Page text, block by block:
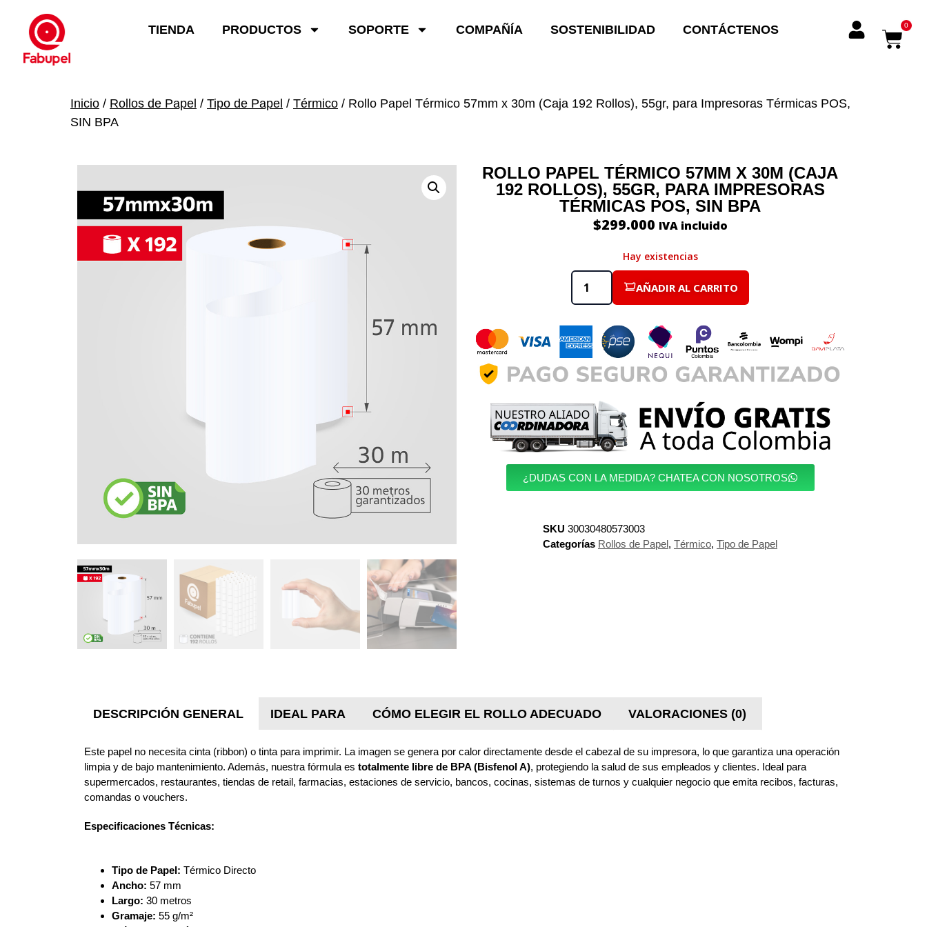
TIENDA PRODUCTOS SOPORTE COMPAÑÍA SOSTENIBILIDAD CONTÁCTENOS 0
Inicio / Rollos de Papel / Tipo de Papel / Térmico / Rollo Papel Térmico 57mm x 30m (Caja 192 Rollos), 55gr, para Impresoras Térmicas POS,
SIN BPA
ROLLO PAPEL TÉRMICO 57MM X 30M (CAJA
192 ROLLOS), 55GR, PARA IMPRESORAS
TÉRMICAS POS, SIN BPA
$299.000 IVA incluido
Hay existencias
AÑADIR AL CARRITO
¿DUDAS CON LA MEDIDA? CHATEA CON NOSOTROS
SKU 30030480573003
Categorías Rollos de Papel, Térmico, Tipo de Papel
DESCRIPCIÓN GENERAL IDEAL PARA CÓMO ELEGIR EL ROLLO ADECUADO VALORACIONES (0)
Este papel no necesita cinta (ribbon) o tinta para imprimir. La imagen se genera por calor directamente desde el cabezal de su impresora, lo que garantiza una operación
limpia y de bajo mantenimiento. Además, nuestra fórmula es totalmente libre de BPA (Bisfenol A), protegiendo la salud de sus empleados y clientes. Ideal para
supermercados, restaurantes, tiendas de retail, farmacias, estaciones de servicio, bancos, cocinas, sistemas de turnos y cualquier negocio que emita recibos, facturas,
comandas o vouchers.
Especificaciones Técnicas:
Tipo de Papel: Térmico Directo
Ancho: 57 mm
Largo: 30 metros
Gramaje: 55 g/m²